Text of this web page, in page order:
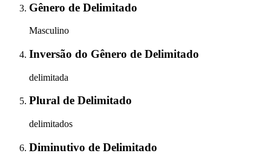
Gênero de Delimitado
Masculino
Inversão do Gênero de Delimitado
delimitada
Plural de Delimitado
delimitados
Diminutivo de Delimitado